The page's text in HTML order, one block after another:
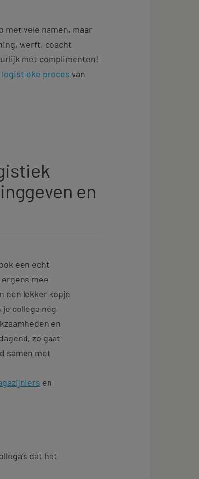
met vele namen, maar
werft, coacht
met complimenten!
logistieke proces van
en
een echt
ergens mee
een lekker kopje
collega nóg
en
zo gaat
samen met
en
dat het